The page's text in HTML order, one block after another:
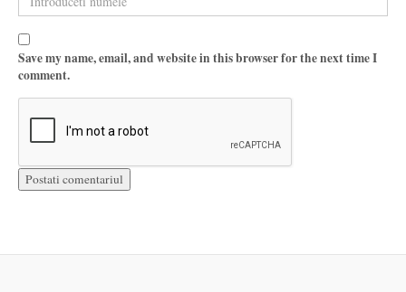
Save my name, email, and website in this browser for the next time I
comment.